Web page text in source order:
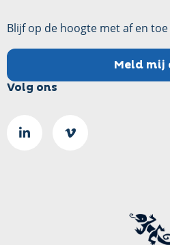
Blijf op de hoogte met af en toe
Meld mij
Volg ons
Ga
Go